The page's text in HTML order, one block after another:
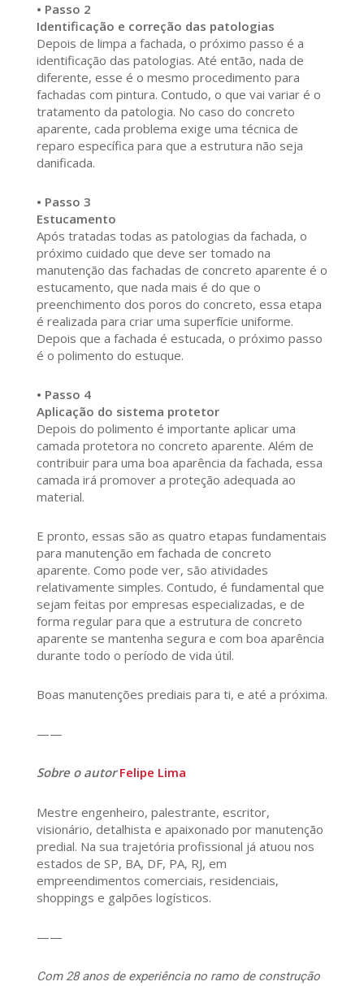
• Passo 2
Identificação e correção das patologias
Depois de limpa a fachada, o próximo passo é a
identificação das patologias. Até então, nada de
diferente, esse é o mesmo procedimento para
fachadas com pintura. Contudo, o que vai variar é o
tratamento da patologia. No caso do concreto
aparente, cada problema exige uma técnica de
reparo específica para que a estrutura não seja
danificada.
• Passo 3
Estucamento
Após tratadas todas as patologias da fachada, o
próximo cuidado que deve ser tomado na
manutenção das fachadas de concreto aparente é o
estucamento, que nada mais é do que o
preenchimento dos poros do concreto, essa etapa
é realizada para criar uma superfície uniforme.
Depois que a fachada é estucada, o próximo passo
é o polimento do estuque.
• Passo 4
Aplicação do sistema protetor
Depois do polimento é importante aplicar uma
camada protetora no concreto aparente. Além de
contribuir para uma boa aparência da fachada, essa
camada irá promover a proteção adequada ao
material.
E pronto, essas são as quatro etapas fundamentais
para manutenção em fachada de concreto
aparente. Como pode ver, são atividades
relativamente simples. Contudo, é fundamental que
sejam feitas por empresas especializadas, e de
forma regular para que a estrutura de concreto
aparente se mantenha segura e com boa aparência
durante todo o período de vida útil.
Boas manutenções prediais para ti, e até a próxima.
——
Sobre o autorFelipe Lima
Mestre engenheiro, palestrante, escritor,
visionário, detalhista e apaixonado por manutenção
predial. Na sua trajetória profissional já atuou nos
estados de SP, BA, DF, PA, RJ, em
empreendimentos comerciais, residenciais,
shoppings e galpões logísticos.
——
Com 28 anos de experiência no ramo de construção